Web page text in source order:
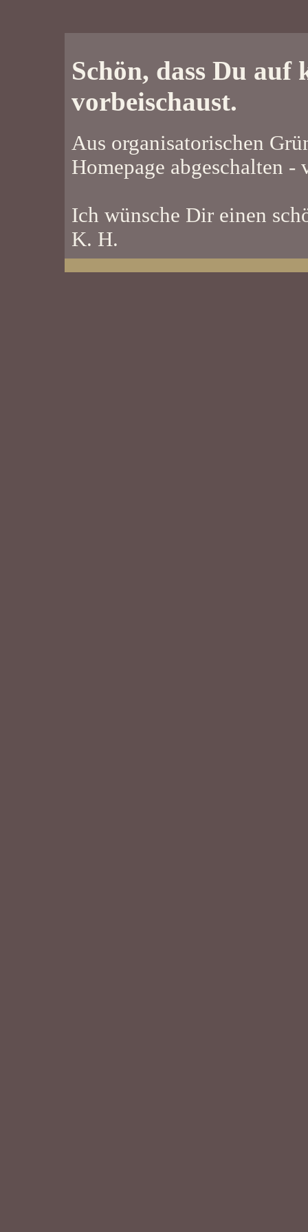
Schön, dass Du
vorbeischaust.
Aus organisatorischen
Homepage abgeschalten
Ich wünsche Dir einen
K. H.